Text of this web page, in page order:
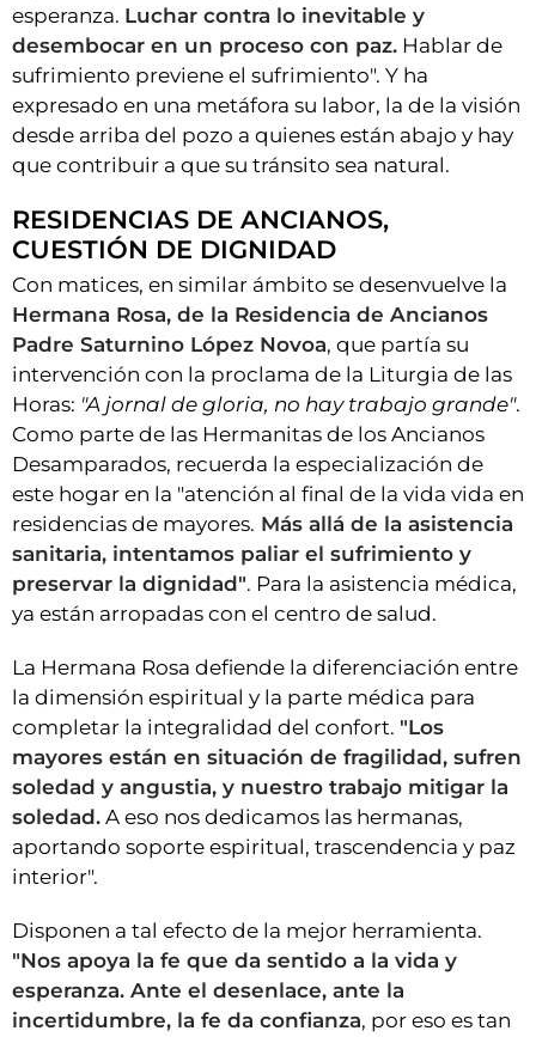
esperanza. Luchar contra lo inevitable y
desembocar en un proceso con paz. Hablar de
sufrimiento previene el sufrimiento". Y ha
expresado en una metáfora su labor, la de la visión
desde arriba del pozo a quienes están abajo y hay
que contribuir a que su tránsito sea natural.
RESIDENCIAS DE ANCIANOS,
CUESTIÓN DE DIGNIDAD
Con matices, en similar ámbito se desenvuelve la
Hermana Rosa, de la Residencia de Ancianos
Padre Saturnino López Novoa, que partía su
intervención con la proclama de la Liturgia de las
Horas: "A jornal de gloria, no hay trabajo grande".
Como parte de las Hermanitas de los Ancianos
Desamparados, recuerda la especialización de
este hogar en la "atención al final de la vida vida en
residencias de mayores. Más allá de la asistencia
sanitaria, intentamos paliar el sufrimiento y
preservar la dignidad". Para la asistencia médica,
ya están arropadas con el centro de salud.
La Hermana Rosa defiende la diferenciación entre
la dimensión espiritual y la parte médica para
completar la integralidad del confort. "Los
mayores están en situación de fragilidad, sufren
soledad y angustia, y nuestro trabajo mitigar la
soledad. A eso nos dedicamos las hermanas,
aportando soporte espiritual, trascendencia y paz
interior".
Disponen a tal efecto de la mejor herramienta.
"Nos apoya la fe que da sentido a la vida y
esperanza. Ante el desenlace, ante la
incertidumbre, la fe da confianza, por eso es tan